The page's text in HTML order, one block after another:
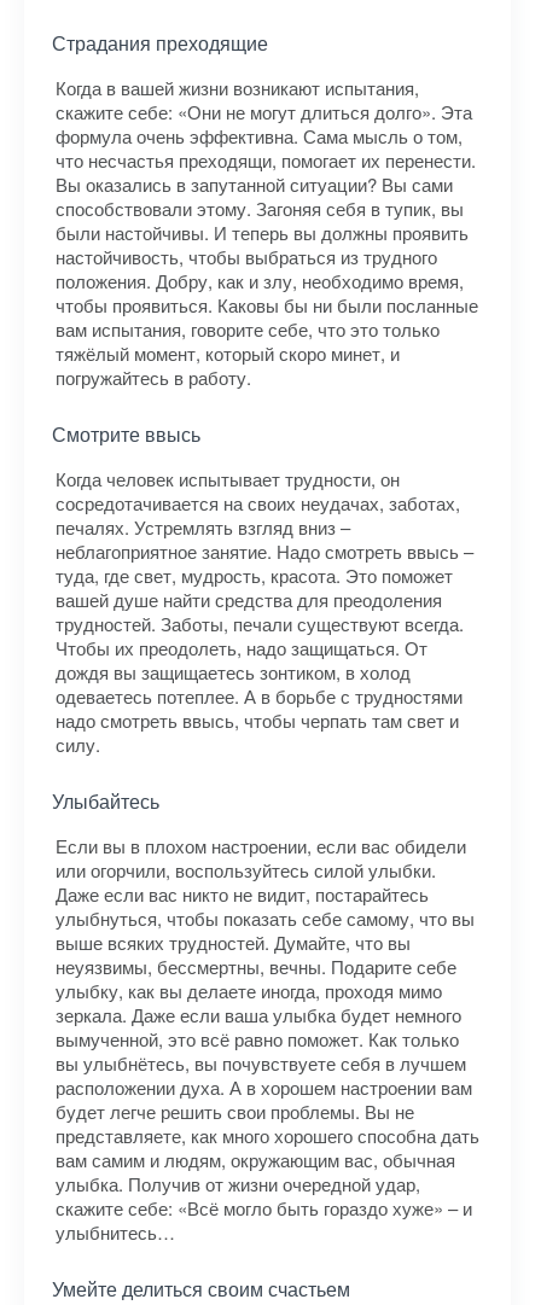
Страдания преходящие
Когда в вашей жизни возникают испытания,
скажите себе: «Они не могут длиться долго». Эта
формула очень эффективна. Сама мысль о том,
что несчастья преходящи, помогает их перенести.
Вы оказались в запутанной ситуации? Вы сами
способствовали этому. Загоняя себя в тупик, вы
были настойчивы. И теперь вы должны проявить
настойчивость, чтобы выбраться из трудного
положения. Добру, как и злу, необходимо время,
чтобы проявиться. Каковы бы ни были посланные
вам испытания, говорите себе, что это только
тяжёлый момент, который скоро минет, и
погружайтесь в работу.
Смотрите ввысь
Когда человек испытывает трудности, он
сосредотачивается на своих неудачах, заботах,
печалях. Устремлять взгляд вниз –
неблагоприятное занятие. Надо смотреть ввысь –
туда, где свет, мудрость, красота. Это поможет
вашей душе найти средства для преодоления
трудностей. Заботы, печали существуют всегда.
Чтобы их преодолеть, надо защищаться. От
дождя вы защищаетесь зонтиком, в холод
одеваетесь потеплее. А в борьбе с трудностями
надо смотреть ввысь, чтобы черпать там свет и
силу.
Улыбайтесь
Если вы в плохом настроении, если вас обидели
или огорчили, воспользуйтесь силой улыбки.
Даже если вас никто не видит, постарайтесь
улыбнуться, чтобы показать себе самому, что вы
выше всяких трудностей. Думайте, что вы
неуязвимы, бессмертны, вечны. Подарите себе
улыбку, как вы делаете иногда, проходя мимо
зеркала. Даже если ваша улыбка будет немного
вымученной, это всё равно поможет. Как только
вы улыбнётесь, вы почувствуете себя в лучшем
расположении духа. А в хорошем настроении вам
будет легче решить свои проблемы. Вы не
представляете, как много хорошего способна дать
вам самим и людям, окружающим вас, обычная
улыбка. Получив от жизни очередной удар,
скажите себе: «Всё могло быть гораздо хуже» – и
улыбнитесь…
Умейте делиться своим счастьем